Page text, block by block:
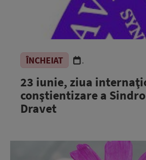
ÎNCHEIAT .
23 iunie, ziua
conştientizare a
Dravet